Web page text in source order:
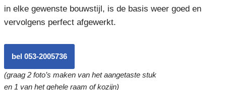
in elke gewenste bouwstijl, is de basis weer goed en
vervolgens perfect afgewerkt.
bel 053-2005736
(graag 2 foto’s maken van het aangetaste stuk
en 1 van het gehele raam of kozijn)